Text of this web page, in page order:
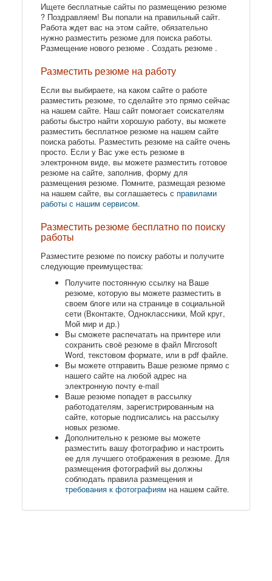
Ищете бесплатные сайты по размещению резюме
? Поздравляем! Вы попали на правильный сайт.
Работа ждет вас на этом сайте, обязательно
нужно разместить резюме для поиска работы.
Размещение нового резюме . Создать резюме .
Разместить резюме на работу
Если вы выбираете, на каком сайте о работе
разместить резюме, то сделайте это прямо сейчас
на нашем сайте. Наш сайт помогает соискателям
работы быстро найти хорошую работу, вы можете
разместить бесплатное резюме на нашем сайте
поиска работы. Разместить резюме на сайте очень
просто. Если у Вас уже есть резюме в
электронном виде, вы можете разместить готовое
резюме на сайте, заполнив, форму для
размещения резюме. Помните, размещая резюме
на нашем сайте, вы соглашаетесь с правилами
работы с нашим сервисом.
Разместить резюме бесплатно по поиску
работы
Разместите резюме по поиску работы и получите
следующие преимущества:
Получите постоянную ссылку на Ваше
резюме, которую вы можете разместить в
своем блоге или на странице в социальной
сети (Вконтакте, Одноклассники, Мой круг,
Мой мир и др.)
Вы сможете распечатать на принтере или
сохранить своё резюме в файл Mircrosoft
Word, текстовом формате, или в pdf файле.
Вы можете отправить Ваше резюме прямо с
нашего сайте на любой адрес на
электронную почту e-mail
Ваше резюме попадет в рассылку
работодателям, зарегистрированным на
сайте, которые подписались на рассылку
новых резюме.
Дополнительно к резюме вы можете
разместить вашу фотографию и настроить
ее для лучшего отображения в резюме. Для
размещения фотографий вы должны
соблюдать правила размещения и
требования к фотографиям на нашем сайте.